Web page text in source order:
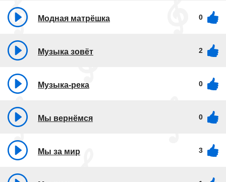
Модная матрёшка 0
Музыка зовёт 2
Музыка-река 0
Мы вернёмся 0
Мы за мир 3